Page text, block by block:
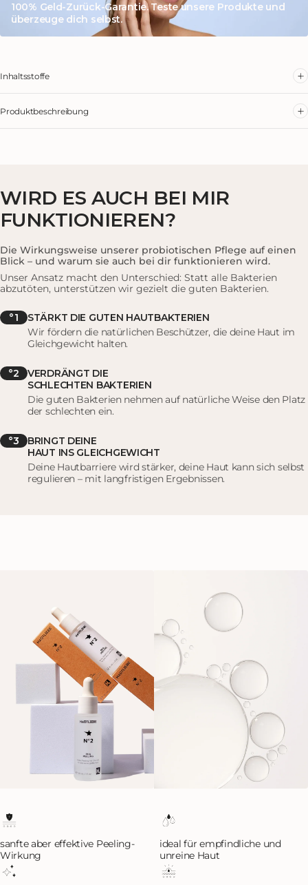
100% Geld-Zurück-Garantie. Teste unsere Produkte und
überzeuge dich selbst.
Inhaltsstoffe
Produktbeschreibung
WIRD ES AUCH BEI MIR
FUNKTIONIEREN?
Die Wirkungsweise unserer probiotischen Pflege auf einen
Blick – und warum sie auch bei dir funktionieren wird.
Unser Ansatz macht den Unterschied: Statt alle Bakterien
abzutöten, unterstützen wir gezielt die guten Bakterien.
°1
STÄRKT DIE GUTEN HAUTBAKTERIEN
Wir fördern die natürlichen Beschützer, die deine Haut im
Gleichgewicht halten.
°2
VERDRÄNGT DIE
SCHLECHTEN BAKTERIEN
Die guten Bakterien nehmen auf natürliche Weise den Platz
der schlechten ein.
°3
BRINGT DEINE
HAUT INS GLEICHGEWICHT
Deine Hautbarriere wird stärker, deine Haut kann sich selbst
regulieren – mit langfristigen Ergebnissen.
sanfte aber effektive Peeling-
Wirkung
ideal für empfindliche und
unreine Haut